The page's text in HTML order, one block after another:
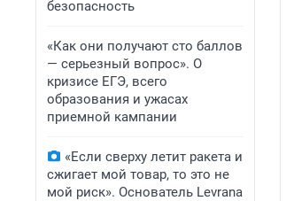
безопасность
«Как они получают сто баллов
— серьезный вопрос». О
кризисе ЕГЭ, всего
образования и ужасах
приемной кампании
«Если сверху летит ракета и
сжигает мой товар, то это не
мой риск». Основатель Levrana